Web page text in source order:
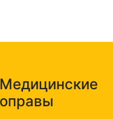
Медицинские
оправы